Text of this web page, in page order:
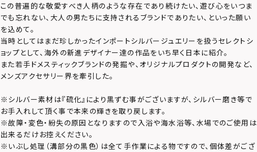
この普遍的な敬愛すべき人柄のような存在であり続けたい、遊び心をいつま
でも忘れない、大人の男たちに支持されるブランドでありたい、といった願い
を込めて。
当時としてはまだ珍しかったインポートシルバージュエリーを扱うセレクトシ
ョップとして、海外の新進デザイナー達の作品をいち早く日本に紹介。
また若手ドメスティックブランドの発掘や、オリジナルプロダクトの開発など、
メンズアクセサリー界を牽引した。
※シルバー素材は『硫化』により黒ずむ事がございますが、シルバー磨き等で
お手入れして頂く事で本来の輝きを取り戻します。
※故障・変色・紛失の原因となりますので入浴や海水浴等、水場でのご使用は
出来るだけお控えください。
※いぶし処理（溝部分の黒色）は全て手作業による物ですので、個体差がござ